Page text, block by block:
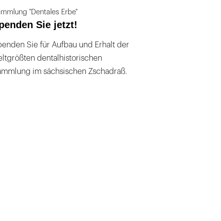
"Dentales Erbe"
Sie jetzt!
Sie für Aufbau und Erhalt der
dentalhistorischen
im sächsischen Zschadraß.